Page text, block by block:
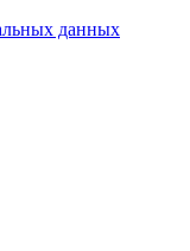
данных